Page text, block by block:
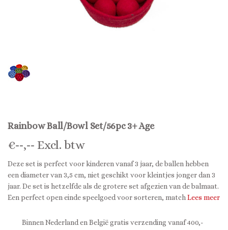
Rainbow Ball/Bowl Set/56pc 3+ Age
€--,-- Excl. btw
Deze set is perfect voor kinderen vanaf 3 jaar, de ballen hebben
een diameter van 3,5 cm, niet geschikt voor kleintjes jonger dan 3
jaar. De set is hetzelfde als de grotere set afgezien van de balmaat.
Een perfect open einde speelgoed voor sorteren, match Lees meer
Binnen Nederland en België gratis verzending vanaf 400,-